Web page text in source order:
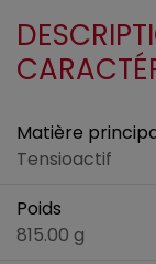
Matière
Tensioactif
Poids
815.00 g